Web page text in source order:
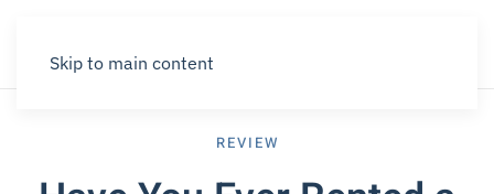
Skip to main content
REVIEW